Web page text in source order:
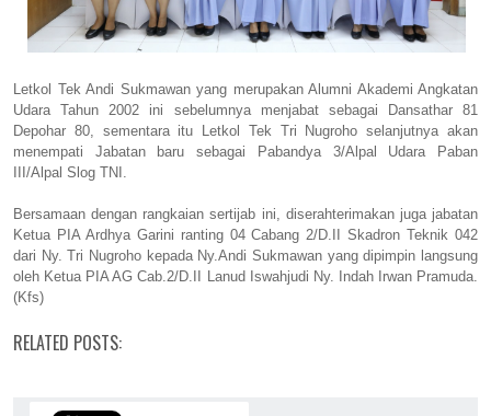
Letkol Tek Andi Sukmawan yang merupakan Alumni Akademi Angkatan
Udara Tahun 2002 ini sebelumnya menjabat sebagai Dansathar 81
Depohar 80, sementara itu Letkol Tek Tri Nugroho selanjutnya akan
menempati Jabatan baru sebagai Pabandya 3/Alpal Udara Paban
III/Alpal Slog TNI.
Bersamaan dengan rangkaian sertijab ini, diserahterimakan juga jabatan
Ketua PIA Ardhya Garini ranting 04 Cabang 2/D.II Skadron Teknik 042
dari Ny. Tri Nugroho kepada Ny.Andi Sukmawan yang dipimpin langsung
oleh Ketua PIA AG Cab.2/D.II Lanud Iswahjudi Ny. Indah Irwan Pramuda.
(Kfs)
RELATED POSTS: